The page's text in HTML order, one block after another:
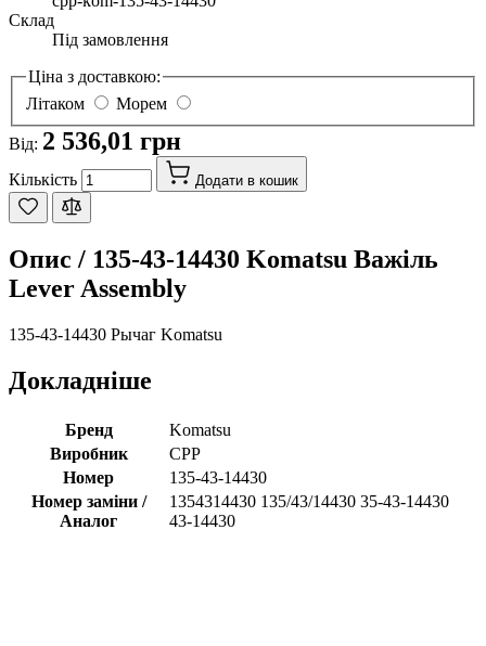
Склад
Під замовлення
Ціна з доставкою:
Літаком
Морем
Від: 2 536,01 грн
Кількість Додати в кошик
Опис / 135-43-14430 Komatsu Важіль
Lever Assembly
135-43-14430 Рычаг Komatsu
Докладніше
Бренд
Komatsu
Виробник
CPP
Номер
135-43-14430
Номер заміни /
Аналог
1354314430 135/43/14430 35-43-14430
43-14430